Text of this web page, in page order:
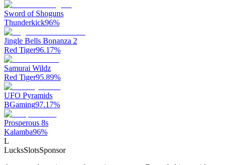
Sword of Shoguns
Thunderkick96%
Jingle Bells Bonanza 2
Red Tiger96.17%
Samurai Wildz
Red Tiger95.89%
UFO Pyramids
BGaming97.17%
Prosperous 8s
Kalamba96%
L
LucksSlotsSponsor